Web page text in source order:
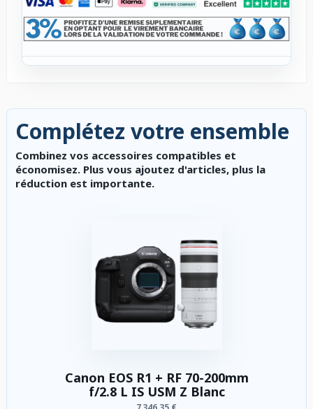
Complétez votre ensemble
Combinez vos accessoires compatibles et
économisez. Plus vous ajoutez d'articles, plus la
réduction est importante.
Canon EOS R1 + RF 70-200mm
f/2.8 L IS USM Z Blanc